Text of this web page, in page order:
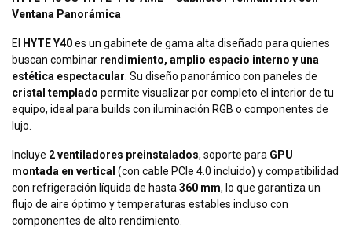
Ventana Panorámica
El HYTE Y40es un gabinete de gama alta diseñado para quienes
buscan combinar rendimiento, amplio espacio interno y una
estética espectacular . Su diseño panorámico con paneles de
cristal templado permite visualizar por completo el interior de tu
equipo, ideal para builds con iluminación RGB o componentes de
lujo.
Incluye 2 ventiladores preinstalados, soporte para GPU
montada en vertical (con cable PCIe 4.0 incluido) y compatibilidad
con refrigeración líquida de hasta 360 mm, lo que garantiza un
flujo de aire óptimo y temperaturas estables incluso con
componentes de alto rendimiento.